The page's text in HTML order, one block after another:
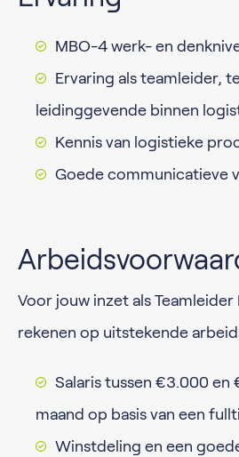
MBO-4 werk- en
Ervaring als teamleider,
leidinggevende binnen
Kennis van logistieke
Goede communicatieve
Voor jouw inzet als Teamleider
rekenen op uitstekende
Salaris tussen €3.000
maand op basis van een
Winstdeling en een